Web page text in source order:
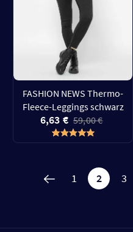
FASHION NEWS Thermo-
Fleece-Leggings schwarz
6,63 € 59,00 €
1 2 3